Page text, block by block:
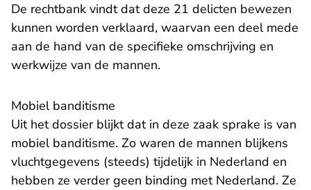
De rechtbank vindt dat deze 21 delicten bewezen
kunnen worden verklaard, waarvan een deel mede
aan de hand van de specifieke omschrijving en
werkwijze van de mannen.
Mobiel banditisme
Uit het dossier blijkt dat in deze zaak sprake is van
mobiel banditisme. Zo waren de mannen blijkens
vluchtgegevens (steeds) tijdelijk in Nederland en
hebben ze verder geen binding met Nederland. Ze